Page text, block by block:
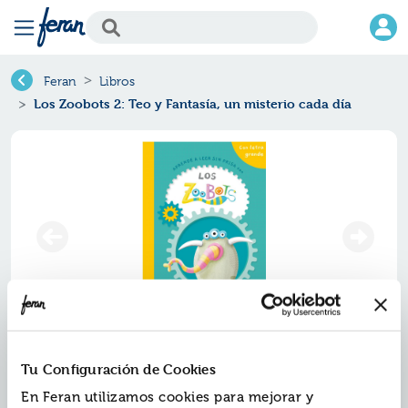
Tu Configuración de Cookies
En Feran utilizamos cookies para mejorar y
Feran Libros
Los Zoobots 2: Teo y Fantasía, un misterio cada día
misterio cada día